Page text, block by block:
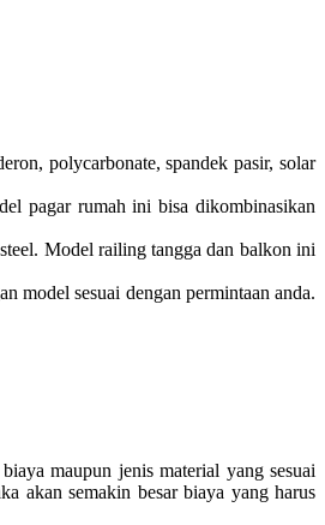
polycarbonate, spandek pasir, solar
pagar rumah ini bisa dikombinasikan
Model railing tangga dan balkon ini
model sesuai dengan permintaan anda.
maupun jenis material yang sesuai
akan semakin besar biaya yang harus